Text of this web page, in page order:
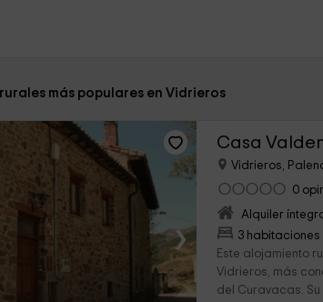
más populares en Vidrieros
›
Casa
Vidrieros,
0
Alquiler
3 habitaciones
Este alojamiento
Vidrieros, más
del Curavacas.